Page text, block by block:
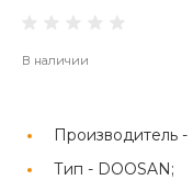
В наличии
Производитель -
Тип - DOOSAN;